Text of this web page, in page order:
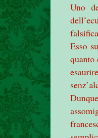
Uno
Esso
quanto